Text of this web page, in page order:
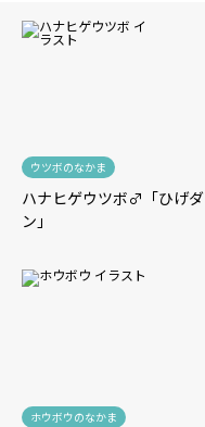
ウツボのなかま
ハナヒゲウツボ♂「ひげダ
ン」
ホウボウのなかま